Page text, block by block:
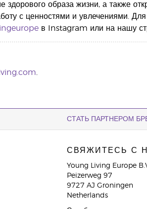
образа жизни, а также
с ценностями и увлечениями.
в Instagram или на нашу
СТАТЬ ПАРТНЕРОМ
СВЯЖИТЕСЬ С
Young Living Europe
Peizerweg 97
9727 AJ Groningen
Netherlands